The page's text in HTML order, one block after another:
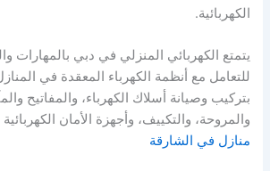
الكهربائية.
يتمتع الكهربائي المنزلي في دبي بالمهارات
للتعامل مع أنظمة الكهرباء المعقدة في
بتركيب وصيانة أسلاك الكهرباء، والمفاتيح
والمروحة، والتكييف، وأجهزة الأمان
منازل في الشارقة